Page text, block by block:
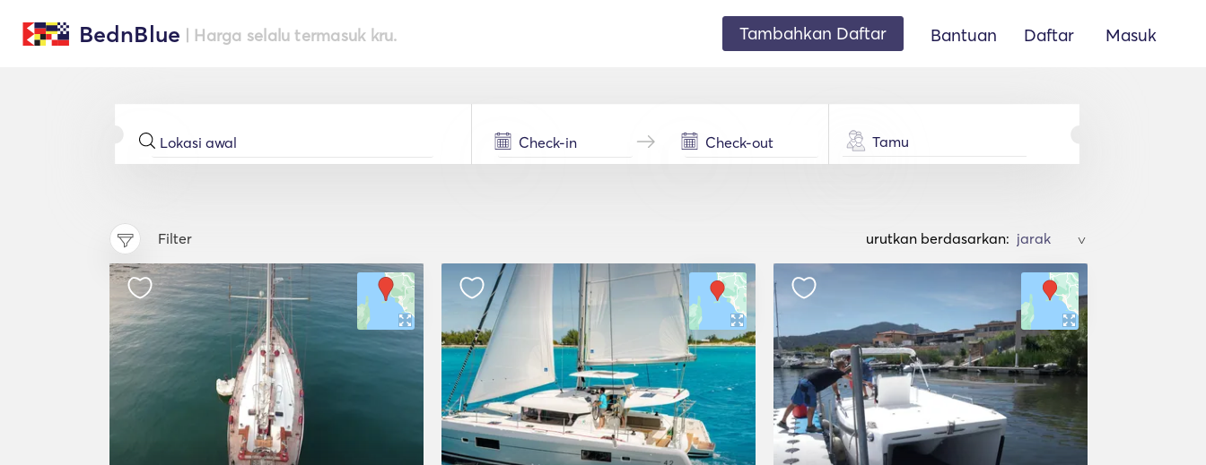
BednBlue | Harga selalu termasuk kru. Tambahkan Daftar Bantuan Daftar Masuk
Tamu
Filter urutkan berdasarkan: >